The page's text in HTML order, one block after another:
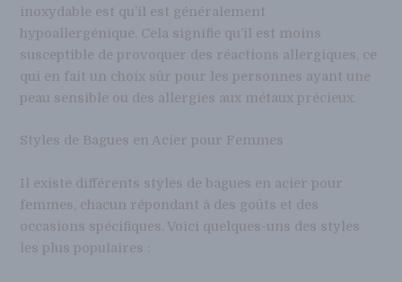
inoxydable est qu’il est généralement
hypoallergénique. Cela signifie qu’il est moins
susceptible de provoquer des réactions allergiques, ce
qui en fait un choix sûr pour les personnes ayant une
peau sensible ou des allergies aux métaux précieux.
Styles de Bagues en Acier pour Femmes
Il existe différents styles de bagues en acier pour
femmes, chacun répondant à des goûts et des
occasions spécifiques. Voici quelques-uns des styles
les plus populaires :